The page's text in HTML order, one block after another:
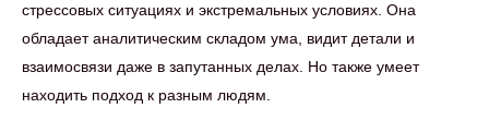
стрессовых ситуациях и экстремальных условиях. Она
обладает аналитическим складом ума, видит детали и
взаимосвязи даже в запутанных делах. Но также умеет
находить подход к разным людям.